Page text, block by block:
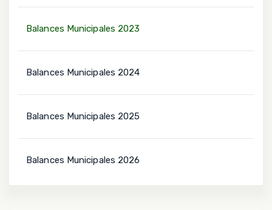
Balances Municipales 2023
Balances Municipales 2024
Balances Municipales 2025
Balances Municipales 2026